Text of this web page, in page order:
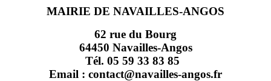
MAIRIE DE NAVAILLES-ANGOS
62 rue du Bourg
64450 Navailles-Angos
Tél. 05 59 33 83 85
Email : contact@navailles-angos.fr